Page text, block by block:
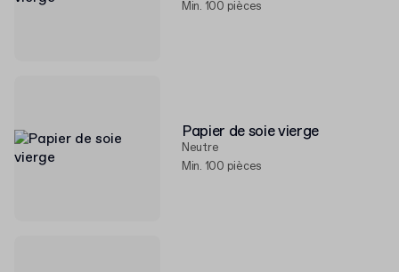
Min. 100 pièces
Papier de soie vierge
Neutre
Min. 100 pièces